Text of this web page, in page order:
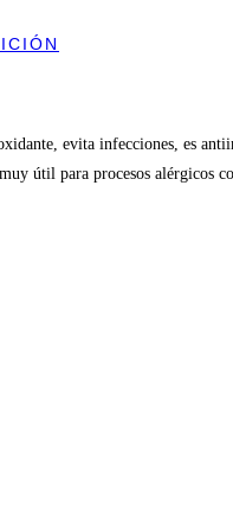
evita infecciones, es
útil para procesos